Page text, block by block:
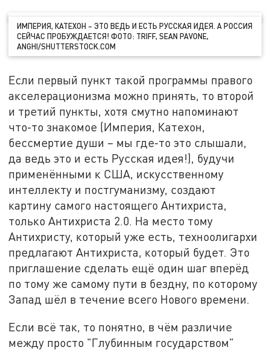
ИМПЕРИЯ, КАТЕХОН – ЭТО ВЕДЬ И ЕСТЬ РУССКАЯ ИДЕЯ. А РОССИЯ
СЕЙЧАС ПРОБУЖДАЕТСЯ! ФОТО: TRIFF, SEAN PAVONE,
ANGHI/SHUTTERSTOCK.COM
Если первый пункт такой программы правого
акселерационизма можно принять, то второй
и третий пункты, хотя смутно напоминают
что-то знакомое (Империя, Катехон,
бессмертие души – мы где-то это слышали,
да ведь это и есть Русская идея!), будучи
применёнными к США, искусственному
интеллекту и постгуманизму, создают
картину самого настоящего Антихриста,
только Антихриста 2.0. На место тому
Антихристу, который уже есть, техноолигархи
предлагают Антихриста, который будет. Это
приглашение сделать ещё один шаг вперёд
по тому же самому пути в бездну, по которому
Запад шёл в течение всего Нового времени.
Если всё так, то понятно, в чём различие
между просто "Глубинным государством"